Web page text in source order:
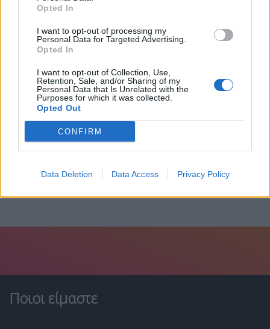
Opted In
I want to opt-out of processing my
Personal Data for Targeted Advertising.
Opted In
I want to opt-out of Collection, Use,
Retention, Sale, and/or Sharing of my
Personal Data that Is Unrelated with the
Purposes for which it was collected.
Opted Out
CONFIRM
Data Deletion Data Access Privacy Policy
Ξεμένουν από όπλα οι ΗΠΑ- Έριξαν “σχεδόν...
4 Αυγούστου, 2026
Ποιοι είμαστε